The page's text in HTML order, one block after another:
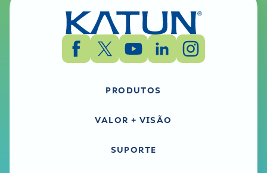
PRODUTOS
VALOR + VISÃO
SUPORTE